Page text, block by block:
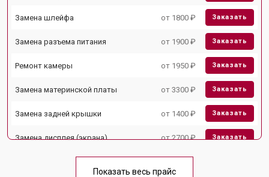
Замена шлейфа от 1800 ₽ Заказать
Замена разъема питания от 1900 ₽ Заказать
Ремонт камеры от 1950 ₽ Заказать
Замена материнской платы от 3300 ₽ Заказать
Замена задней крышки от 1400 ₽ Заказать
Замена дисплея (экрана) от 2700 ₽ Заказать
Показать весь прайс